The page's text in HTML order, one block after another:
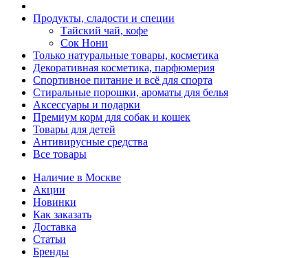
Продукты, сладости и специи
Тайский чай, кофе
Сок Нони
Только натуральные товары, косметика
Декоративная косметика, парфюмерия
Спортивное питание и всё для спорта
Стиральные порошки, ароматы для белья
Аксессуары и подарки
Премиум корм для собак и кошек
Товары для детей
Антивирусные средства
Все товары
Наличие в Москве
Акции
Новинки
Как заказать
Доставка
Статьи
Бренды